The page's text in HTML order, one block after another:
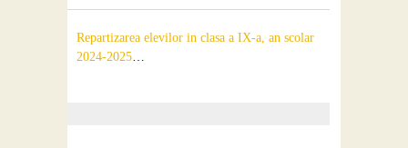
Repartizarea elevilor in clasa a IX-a, an scolar
2024-2025…